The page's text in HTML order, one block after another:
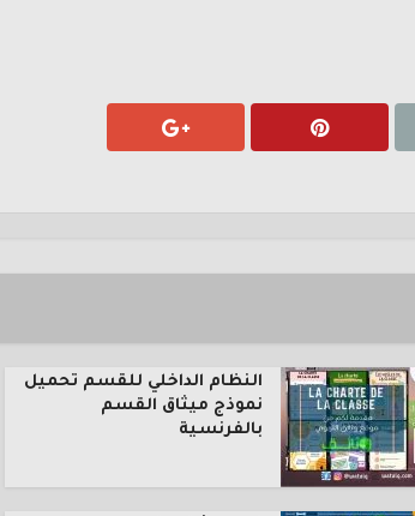
النظام الداخلي للقسم تحميل
نموذج ميثاق القسم
بالفرنسية